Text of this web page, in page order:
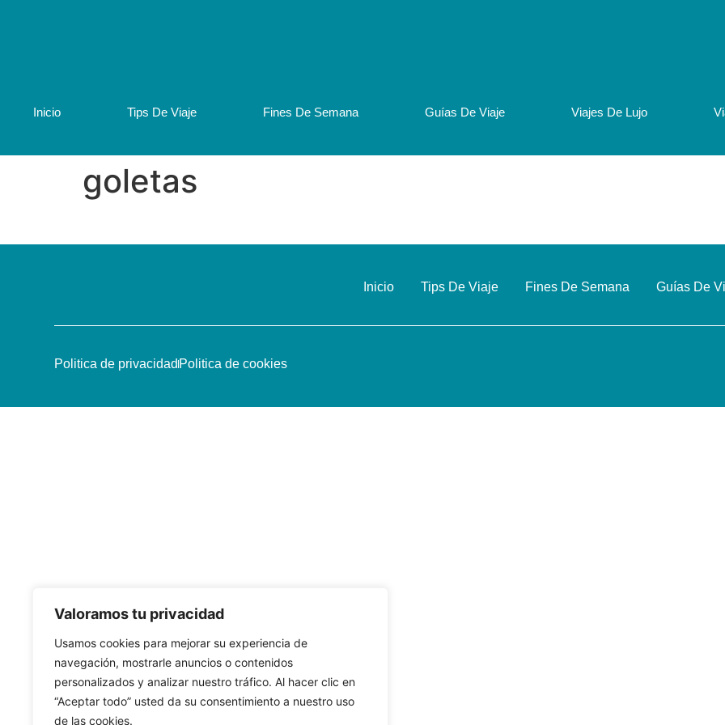
Valoramos tu privacidad
Usamos cookies para mejorar su experiencia de
navegación, mostrarle anuncios o contenidos
personalizados y analizar nuestro tráfico. Al hacer clic en
“Aceptar todo” usted da su consentimiento a nuestro uso
de las cookies.
Inicio Tips De Viaje Fines De Semana Guías De Viaje Viajes De Lujo
goletas
Inicio Tips De Viaje Fines De Semana Guías De
Politica de privacidadPolitica de cookies